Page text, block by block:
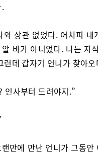
.
상관 없었다. 어차피 내
바가 아니었다. 나는 자
데 갑자기 언니가 찾아
인사부터 드려야지.”
만에 만난 언니가 그동